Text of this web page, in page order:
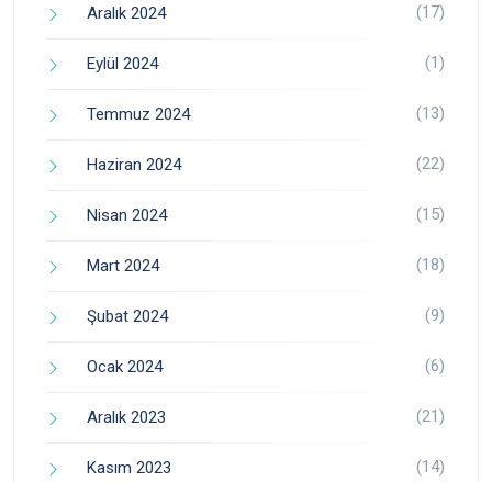
Aralık 2024 (17)
Eylül 2024 (1)
Temmuz 2024 (13)
Haziran 2024 (22)
Nisan 2024 (15)
Mart 2024 (18)
Şubat 2024 (9)
Ocak 2024 (6)
Aralık 2023 (21)
Kasım 2023 (14)